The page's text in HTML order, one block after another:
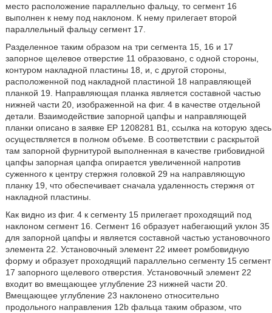
место расположение параллельно фальцу, то сегмент 16
выполнен к нему под наклоном. К нему прилегает второй
параллельный фальцу сегмент 17.
Разделенное таким образом на три сегмента 15, 16 и 17
запорное щелевое отверстие 11 образовано, с одной стороны,
контуром накладной пластины 18, и, с другой стороны,
расположенной под накладной пластиной 18 направляющей
планкой 19. Направляющая планка является составной частью
нижней части 20, изображенной на фиг. 4 в качестве отдельной
детали. Взаимодействие запорной цапфы и направляющей
планки описано в заявке ЕР 1208281 В1, ссылка на которую здесь
осуществляется в полном объеме. В соответствии с раскрытой
там запорной фурнитурой выполненная в качестве грибовидной
цапфы запорная цапфа опирается увеличенной напротив
суженного к центру стержня головкой 29 на направляющую
планку 19, что обеспечивает сначала удаленность стержня от
накладной пластины.
Как видно из фиг. 4 к сегменту 15 прилегает проходящий под
наклоном сегмент 16. Сегмент 16 образует набегающий уклон 35
для запорной цапфы и является составной частью установочного
элемента 22. Установочный элемент 22 имеет ромбовидную
форму и образует проходящий параллельно сегменту 15 сегмент
17 запорного щелевого отверстия. Установочный элемент 22
входит во вмещающее углубление 23 нижней части 20.
Вмещающее углубление 23 наклонено относительно
продольного направления 12b фальца таким образом, что